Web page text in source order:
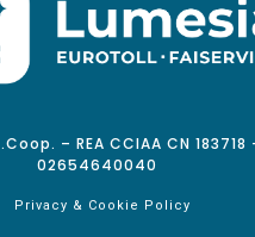
– REA CCIAA CN 183718
02654640040
Privacy & Cookie Policy